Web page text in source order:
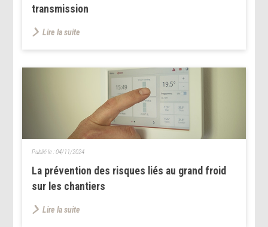
transmission
Lire la suite
La prévention des risques liés au grand froid
sur les chantiers
Publié le :04/11/2024
Lire la suite